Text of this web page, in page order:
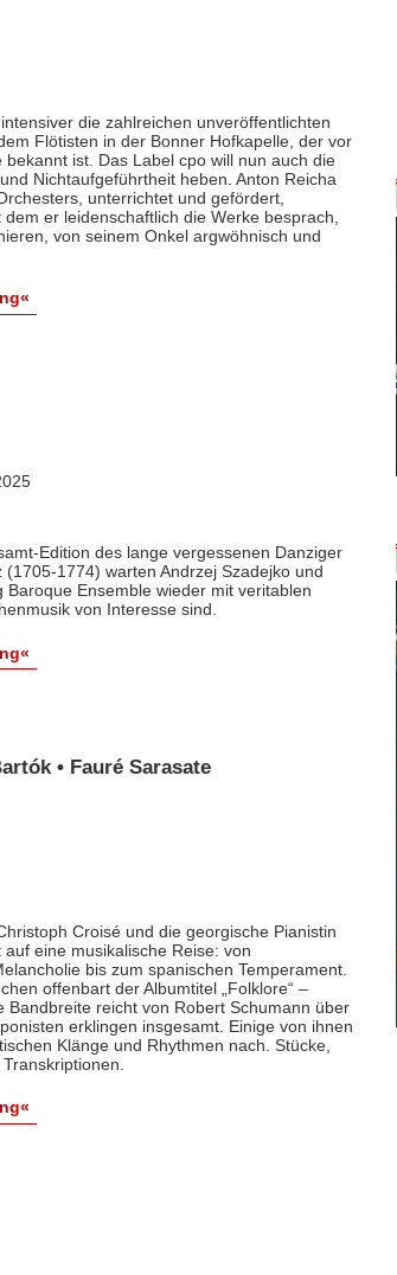
die zahlreichen unveröffentlichten
Flötisten in der Bonner Hofkapelle, der vor
ist. Das Label cpo will nun auch die
Nichtaufgeführtheit heben. Anton Reicha
unterrichtet und gefördert,
er leidenschaftlich die Werke besprach,
von seinem Onkel argwöhnisch und
Edition des lange vergessenen Danziger
1774) warten Andrzej Szadejko und
Ensemble wieder mit veritablen
von Interesse sind.
• Fauré Sarasate
Croisé und die georgische Pianistin
eine musikalische Reise: von
bis zum spanischen Temperament.
offenbart der Albumtitel „Folklore“ –
reicht von Robert Schumann über
erklingen insgesamt. Einige von ihnen
Klänge und Rhythmen nach. Stücke,